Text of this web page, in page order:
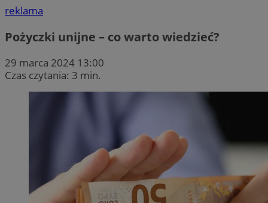
reklama
Pożyczki unijne – co warto wiedzieć?
29 marca 2024 13:00
Czas czytania: 3 min.